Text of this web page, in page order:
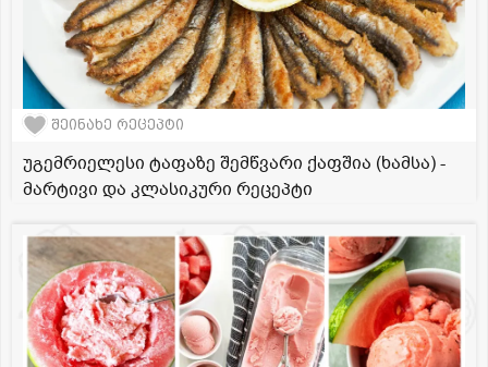
შეინახე რეცეპტი
უგემრიელესი ტაფაზე შემწვარი ქაფშია (ხამსა) -
მარტივი და კლასიკური რეცეპტი